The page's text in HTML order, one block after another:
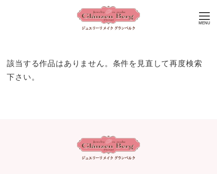
MENU
該当する作品はありません。条件を見直して再度検索
下さい。